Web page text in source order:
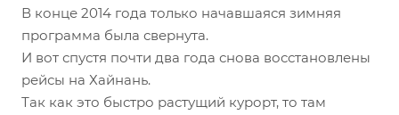
В конце 2014 года только начавшаяся зимняя
программа была свернута.
И вот спустя почти два года снова восстановлены
рейсы на Хайнань.
Так как это быстро растущий курорт, то там